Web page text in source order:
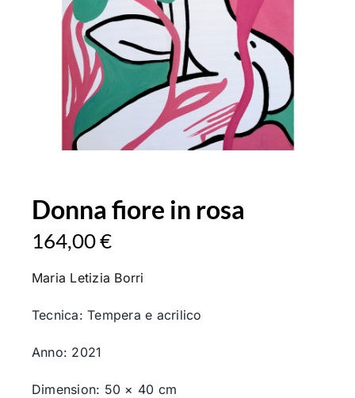
Donna fiore in rosa
164,00€
Maria Letizia Borri
Tecnica: Tempera e acrilico
Anno: 2021
Dimension: 50 × 40 cm